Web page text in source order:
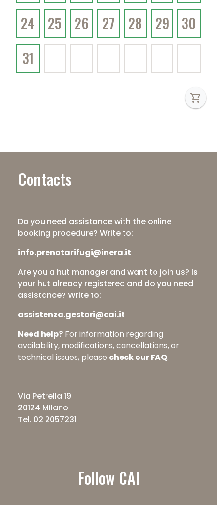
shopping_cart
24 25 26 27 28 29
30
31
Contacts
Do you need assistance with the online
booking procedure? Write to:
info.prenotarifugi@inera.it
Are you a hut manager and want to join us? Is
your hut already registered and do you need
assistance? Write to:
assistenza.gestori@cai.it
Need help? For information regarding
availability, modifications, cancellations, or
technical issues, please check our FAQ.
Via Petrella 19
20124 Milano
Tel. 02 2057231
Follow CAI